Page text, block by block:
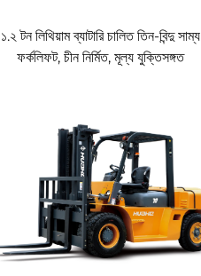
১.২ টন লিথিয়াম ব্যাটারি চালিত তিন-বিন্দু সাম্য
ফর্কলিফট, চীন নির্মিত, মূল্য যুক্তিসঙ্গত